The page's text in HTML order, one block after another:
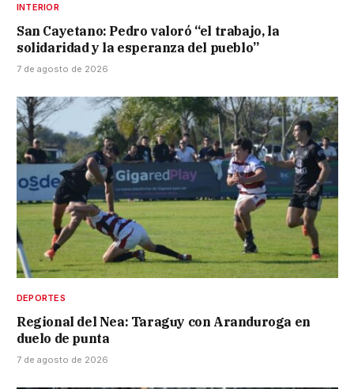
INTERIOR
San Cayetano: Pedro valoró “el trabajo, la
solidaridad y la esperanza del pueblo”
7 de agosto de 2026
DEPORTES
Regional del Nea: Taraguy con Aranduroga en
duelo de punta
7 de agosto de 2026